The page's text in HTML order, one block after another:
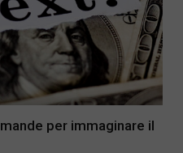
per immaginare il